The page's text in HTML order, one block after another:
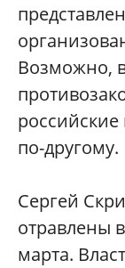
Возможно,
по-другому.
Сергей
отравлены
марта.